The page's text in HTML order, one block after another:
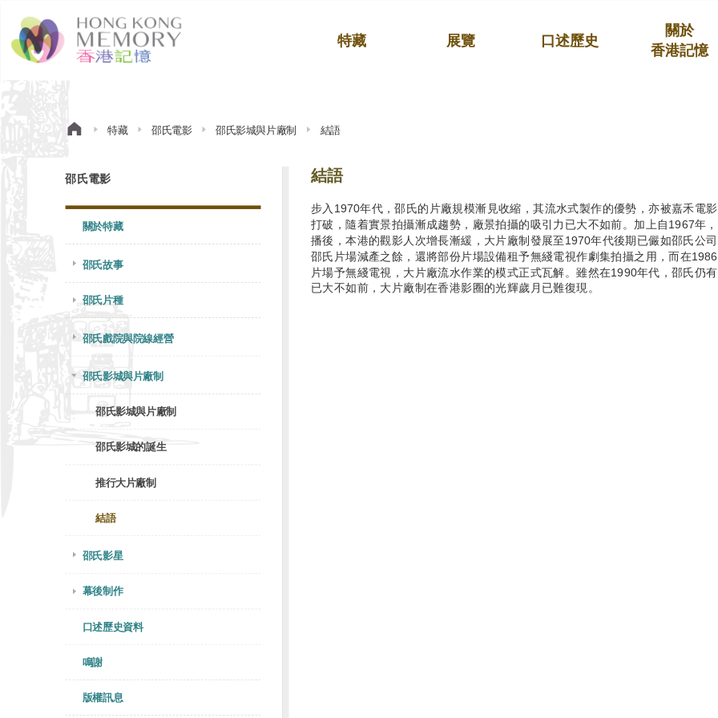
特藏 展覽 口述歷史
關於
香港記憶
特藏 邵氏電影 邵氏影城與片廠制 結語
邵氏電影
關於特藏
邵氏故事
邵氏片種
邵氏戲院與院線經營
邵氏影城與片廠制
邵氏影城與片廠制
邵氏影城的誕生
推行大片廠制
結語
邵氏影星
幕後制作
口述歷史資料
鳴謝
版權訊息
結語
步入1970年代，邵氏的片廠規模漸見收縮，其流水式製作的優勢，亦被嘉禾電
打破，隨着實景拍攝漸成趨勢，廠景拍攝的吸引力已大不如前。加上自1967年
播後，本港的觀影人次增長漸緩，大片廠制發展至1970年代後期已儼如邵氏公
邵氏片場減產之餘，還將部份片場設備租予無綫電視作劇集拍攝之用，而在
片場予無綫電視，大片廠流水作業的模式正式瓦解。雖然在1990年代，邵氏仍
已大不如前，大片廠制在香港影圈的光輝歲月已難復現。